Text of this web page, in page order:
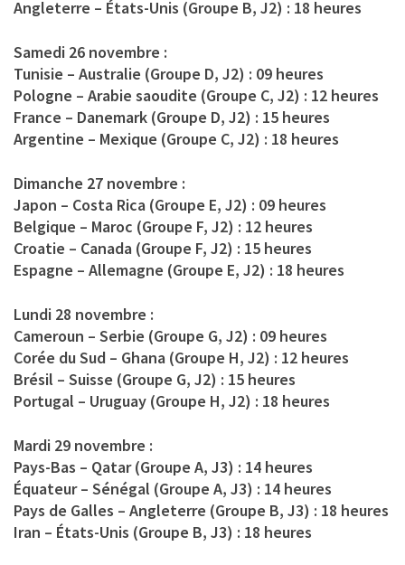
Angleterre – États-Unis (Groupe B, J2) : 18 heures
Samedi 26 novembre :
Tunisie – Australie (Groupe D, J2) : 09 heures
Pologne – Arabie saoudite (Groupe C, J2) : 12 heures
France – Danemark (Groupe D, J2) : 15 heures
Argentine – Mexique (Groupe C, J2) : 18 heures
Dimanche 27 novembre :
Japon – Costa Rica (Groupe E, J2) : 09 heures
Belgique – Maroc (Groupe F, J2) : 12 heures
Croatie – Canada (Groupe F, J2) : 15 heures
Espagne – Allemagne (Groupe E, J2) : 18 heures
Lundi 28 novembre :
Cameroun – Serbie (Groupe G, J2) : 09 heures
Corée du Sud – Ghana (Groupe H, J2) : 12 heures
Brésil – Suisse (Groupe G, J2) : 15 heures
Portugal – Uruguay (Groupe H, J2) : 18 heures
Mardi 29 novembre :
Pays-Bas – Qatar (Groupe A, J3) : 14 heures
Équateur – Sénégal (Groupe A, J3) : 14 heures
Pays de Galles – Angleterre (Groupe B, J3) : 18 heures
Iran – États-Unis (Groupe B, J3) : 18 heures